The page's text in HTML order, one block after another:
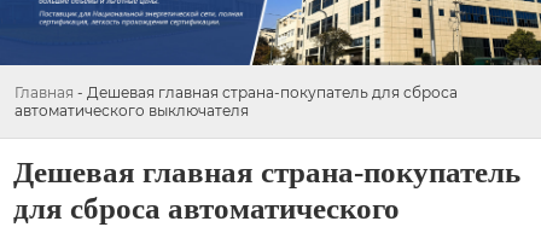
Главная - Дешевая главная страна-покупатель для сброса
автоматического выключателя
Дешевая главная страна-покупатель
для сброса автоматического